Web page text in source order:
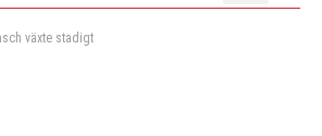
växte stadigt